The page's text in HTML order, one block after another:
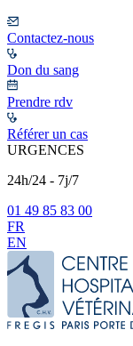
Contactez-nous
Don du sang
Prendre rdv
Référer un cas
URGENCES
24h/24 - 7j/7
01 49 85 83 00
FR
EN